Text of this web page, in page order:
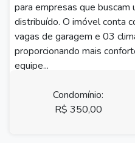
para empresas que buscam
distribuído. O imóvel conta
vagas de garagem e 03
proporcionando mais
equipe...
Condomínio:
R$ 350,00